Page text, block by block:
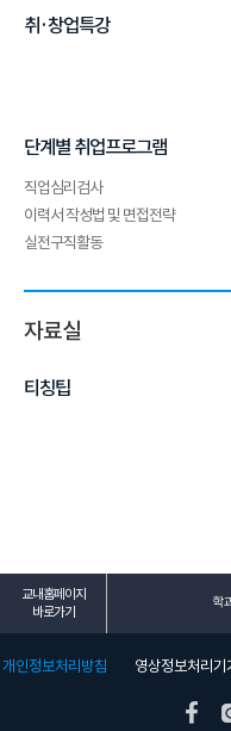
취·창업특강
단계별 취업프로그램
직업심리검사
이력서 작성법 및 면접전략
실전구직활동
자료실
티칭팁
교내홈페이지
바로가기
학
개인정보처리방침 영상정보처리기